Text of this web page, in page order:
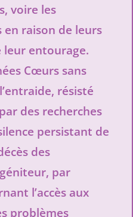
voire les
raison de leurs
leur entourage.
Cœurs sans
résisté
des recherches
persistant de
des
par
l’accès aux
problèmes